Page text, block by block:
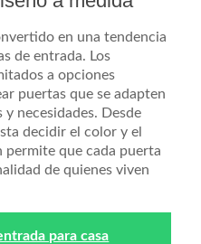
en una tendencia
de entrada. Los
a opciones
puertas que se adapten
necesidades. Desde
decidir el color y el
permite que cada puerta
de quienes viven
para casa